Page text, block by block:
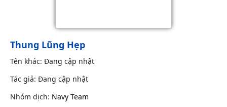
Thung Lũng Hẹp
Tên khác: Đang cập nhật
Tác giả: Đang cập nhật
Nhóm dịch: Navy Team